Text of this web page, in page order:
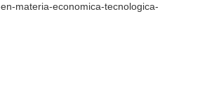
materia-economica-tecnologica-